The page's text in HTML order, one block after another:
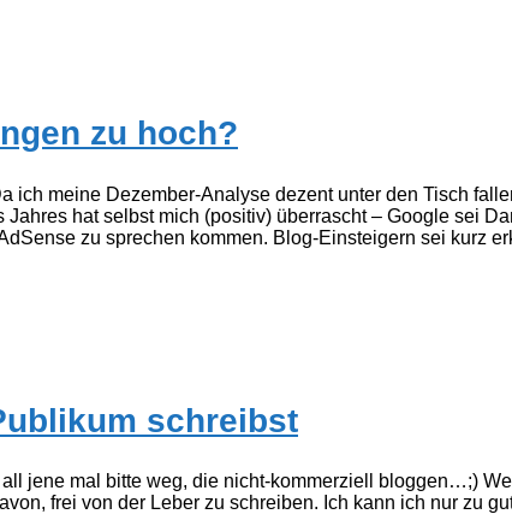
zu hoch?
ich meine Dezember-Analyse dezent unter den Tisch
hat selbst mich (positiv) überrascht – Google sei
zu sprechen kommen. Blog-Einsteigern sei kurz
schreibst
jene mal bitte weg, die nicht-kommerziell bloggen…;)
frei von der Leber zu schreiben. Ich kann ich nur zu